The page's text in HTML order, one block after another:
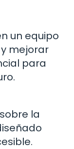
un equipo
mejorar
para
la